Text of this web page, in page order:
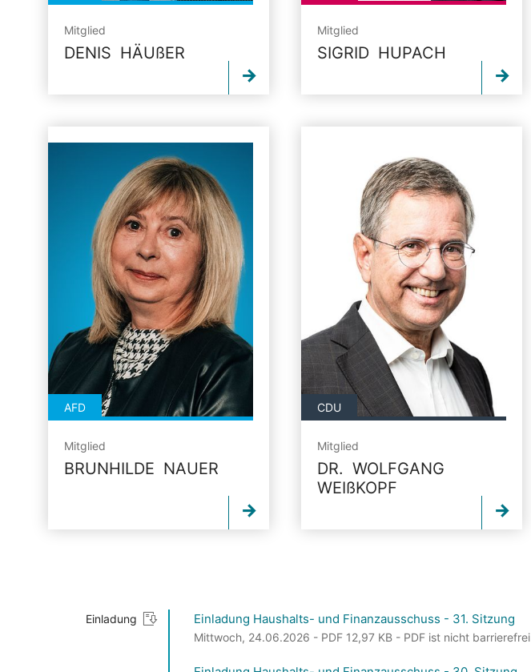
Mitglied
DENIS HÄUßER
Mitglied
SIGRID HUPACH
AFD
Mitglied
BRUNHILDE NAUER
CDU
Mitglied
DR. WOLFGANG
WEIßKOPF
Einladung Einladung Haushalts- und Finanzausschuss - 31. Sitzung
Mittwoch, 24.06.2026 - PDF 12,97 KB - PDF ist nicht barrierefrei